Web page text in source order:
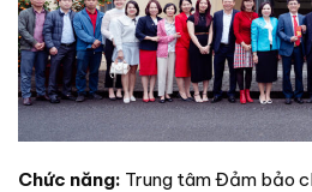
Chức năng: Trung tâm Đảm bảo